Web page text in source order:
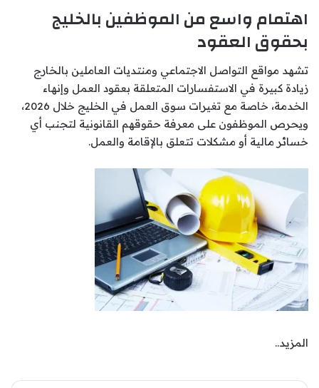
اهتمام واسع من الموظفين بالخليج
بحقوق العقود
تشهد مواقع التواصل الاجتماعي ومنتديات العاملين بالخارج
زيادة كبيرة في الاستفسارات المتعلقة بعقود العمل وإنهاء
الخدمة، خاصة مع تغيرات سوق العمل في الخليج خلال 2026،
ويحرص الموظفون على معرفة حقوقهم القانونية لتجنب أي
خسائر مالية أو مشكلات تتعلق بالإقامة والعمل.
المزيد..